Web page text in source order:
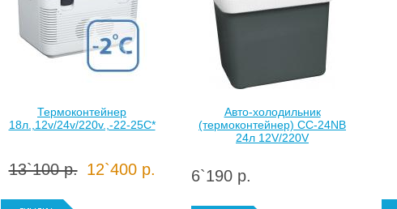
Термоконтейнер
18л.,12v/24v/220v.,-22-25С*
13`100 р. 12`400 р.
Авто-холодильник
(термоконтейнер) CC-24NB
24л 12V/220V
6`190 р.